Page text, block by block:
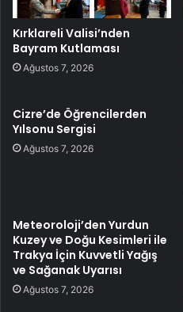
Kırklareli Valisi’nden
Bayram Kutlaması
Ağustos 7, 2026
Cizre’de Öğrencilerden
Yılsonu Sergisi
Ağustos 7, 2026
Meteoroloji’den Yurdun
Kuzey ve Doğu Kesimleri ile
Trakya İçin Kuvvetli Yağış
ve Sağanak Uyarısı
Ağustos 7, 2026